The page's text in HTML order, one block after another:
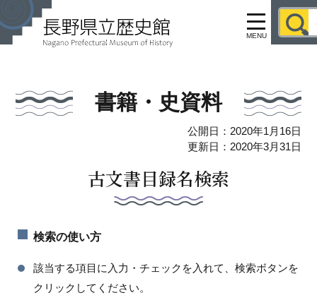
MENU
書籍・史資料
公開日：2020年1月16日
更新日：2020年3月31日
古文書目録名検索
検索の使い方
該当する項目に入力・チェックを入れて、検索ボタンを
クリックしてください。